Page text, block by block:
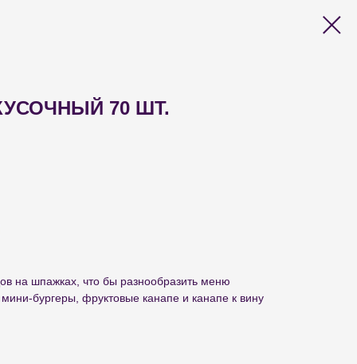
70 ШТ.
на шпажках, что бы разнообразить меню
бургеры, фруктовые канапе и канапе к вину